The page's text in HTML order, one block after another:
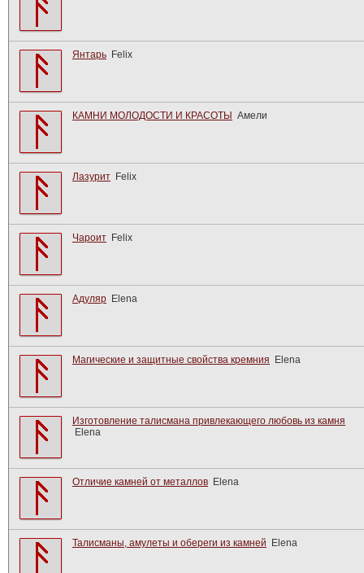
Янтарь Felix
КАМНИ МОЛОДОСТИ И КРАСОТЫ Амели
Лазурит Felix
Чароит Felix
Адуляр Elena
Магические и защитные свойства кремния Elena
Изготовление талисмана привлекающего любовь из камня
Elena
Отличие камней от металлов Elena
Талисманы, амулеты и обереги из камней Elena